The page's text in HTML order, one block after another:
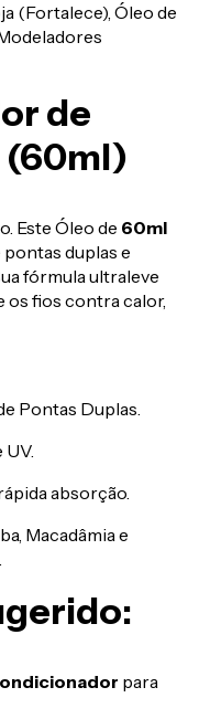
(Fortalece), Óleo de
de
(60ml)
Este Óleo de 60ml
duplas e
fórmula ultraleve
os fios contra calor,
Pontas Duplas.
absorção.
Macadâmia e
para